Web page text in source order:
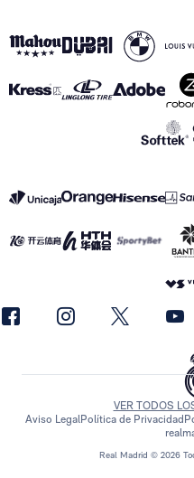
Real Madrid © 2026
VER TODOS
Aviso LegalPolítica de Privacidad